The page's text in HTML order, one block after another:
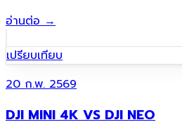
อ่านต่อ →
เปรียบเทียบ
20 ก.พ. 2569
DJI MINI 4K VS DJI NEO